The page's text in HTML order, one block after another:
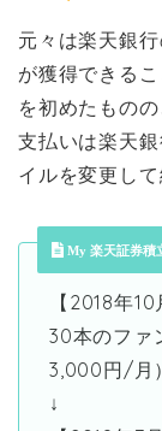
元々は楽天銀
が獲得できる
を初めたもの
支払いは楽天
イルを変更し
My 楽天証券積
【2018年
30本のファ
3,000円/月）
↓